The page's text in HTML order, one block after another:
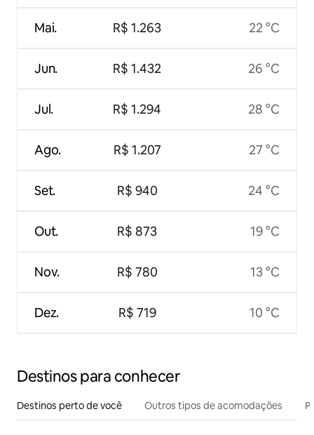
Mai.
Jun.
Jul.
Ago.
Set.
Out.
Nov.
Dez.
R$ 1.263
R$ 1.432
R$ 1.294
R$ 1.207
R$ 940
R$ 873
R$ 780
R$ 719
22 °C
26 °C
28 °C
27 °C
24 °C
19 °C
13 °C
10 °C
Destinos para conhecer
Destinos perto de você Outros tipos de acomodações